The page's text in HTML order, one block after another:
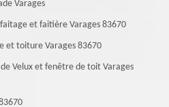
Varages
et faitière Varages 83670
et toiture Varages 83670
Velux et fenêtre de toit Varages